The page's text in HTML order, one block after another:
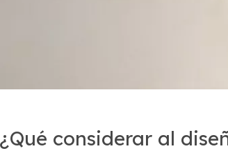
¿Qué considerar al